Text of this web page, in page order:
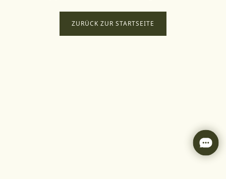
ZURÜCK ZUR STARTSEITE